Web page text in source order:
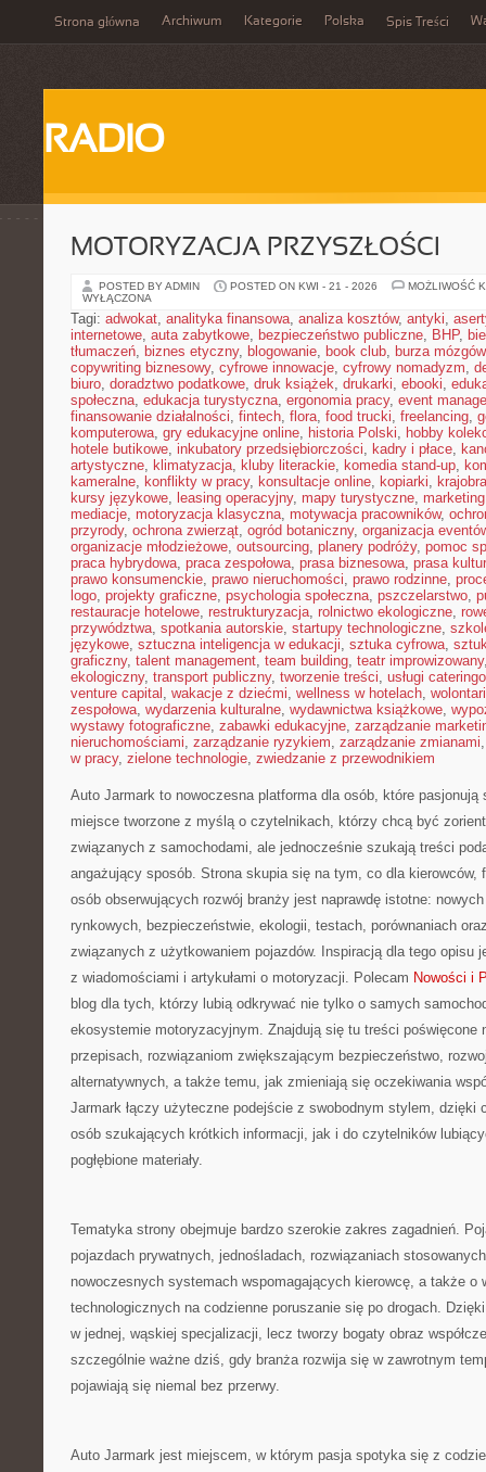
Strona główna Archiwum Kategorie Polska Spis Treści
RADIO
MOTORYZACJA PRZYSZŁOŚCI
POSTED BY ADMIN POSTED ON KWI - 21 - 2026
MOŻLIWOŚĆ
WYŁĄCZONA
Tagi: adwokat, analityka finansowa, analiza kosztów, antyki,
internetowe, auta zabytkowe, bezpieczeństwo publiczne, BHP,
tłumaczeń, biznes etyczny, blogowanie, book club, burza mózgów
copywriting biznesowy, cyfrowe innowacje, cyfrowy nomadyzm,
biuro, doradztwo podatkowe, druk książek, drukarki, ebooki,
społeczna, edukacja turystyczna, ergonomia pracy, event
finansowanie działalności, fintech, flora, food trucki, freelancing,
komputerowa, gry edukacyjne online, historia Polski, hobby
hotele butikowe, inkubatory przedsiębiorczości, kadry i płace,
artystyczne, klimatyzacja, kluby literackie, komedia stand-up,
kameralne, konflikty w pracy, konsultacje online, kopiarki,
kursy językowe, leasing operacyjny, mapy turystyczne,
mediacje, motoryzacja klasyczna, motywacja pracowników,
przyrody, ochrona zwierząt, ogród botaniczny, organizacja
organizacje młodzieżowe, outsourcing, planery podróży, pomoc
praca hybrydowa, praca zespołowa, prasa biznesowa, prasa
prawo konsumenckie, prawo nieruchomości, prawo rodzinne,
logo, projekty graficzne, psychologia społeczna, pszczelarstwo,
restauracje hotelowe, restrukturyzacja, rolnictwo ekologiczne,
przywództwa, spotkania autorskie, startupy technologiczne,
językowe, sztuczna inteligencja w edukacji, sztuka cyfrowa,
graficzny, talent management, team building, teatr improwizowany
ekologiczny, transport publiczny, tworzenie treści, usługi
venture capital , wakacje z dziećmi, wellness w hotelach,
zespołowa, wydarzenia kulturalne, wydawnictwa książkowe,
wystawy fotograficzne, zabawki edukacyjne, zarządzanie
nieruchomościami, zarządzanie ryzykiem, zarządzanie zmianami
w pracy, zielone technologie, zwiedzanie z przewodnikiem
Auto Jarmark to nowoczesna platforma dla osób, które
miejsce tworzone z myślą o czytelnikach, którzy chcą być
związanych z samochodami, ale jednocześnie szukają treści
angażujący sposób. Strona skupia się na tym, co dla kierowców,
osób obserwujących rozwój branży jest naprawdę istotne:
rynkowych, bezpieczeństwie, ekologii, testach, porównaniach
związanych z użytkowaniem pojazdów. Inspiracją dla tego opisu
z wiadomościami i artykułami o motoryzacji. Polecam Nowości i
blog dla tych, którzy lubią odkrywać nie tylko o samych
ekosystemie motoryzacyjnym. Znajdują się tu treści poświęcone
przepisach, rozwiązaniom zwiększającym bezpieczeństwo,
alternatywnych, a także temu, jak zmieniają się oczekiwania
Jarmark łączy użyteczne podejście z swobodnym stylem, dzięki
osób szukających krótkich informacji, jak i do czytelników
pogłębione materiały.
Tematyka strony obejmuje bardzo szerokie zakres zagadnień.
pojazdach prywatnych, jednośladach, rozwiązaniach
nowoczesnych systemach wspomagających kierowcę, a także o
technologicznych na codzienne poruszanie się po drogach.
w jednej, wąskiej specjalizacji, lecz tworzy bogaty obraz
szczególnie ważne dziś, gdy branża rozwija się w zawrotnym
pojawiają się niemal bez przerwy.
Auto Jarmark jest miejscem, w którym pasja spotyka się z